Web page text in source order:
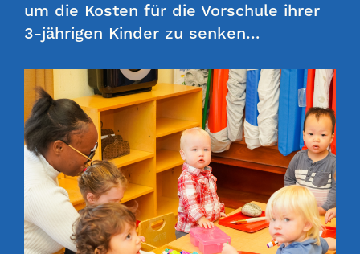
um die Kosten für die Vorschule ihrer
3-jährigen Kinder zu senken…